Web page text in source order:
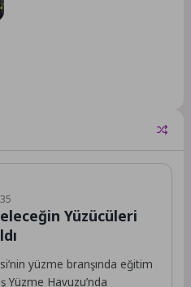
Yüzücüleri
yüzme branşında eğitim
Yüzme Havuzu’nda